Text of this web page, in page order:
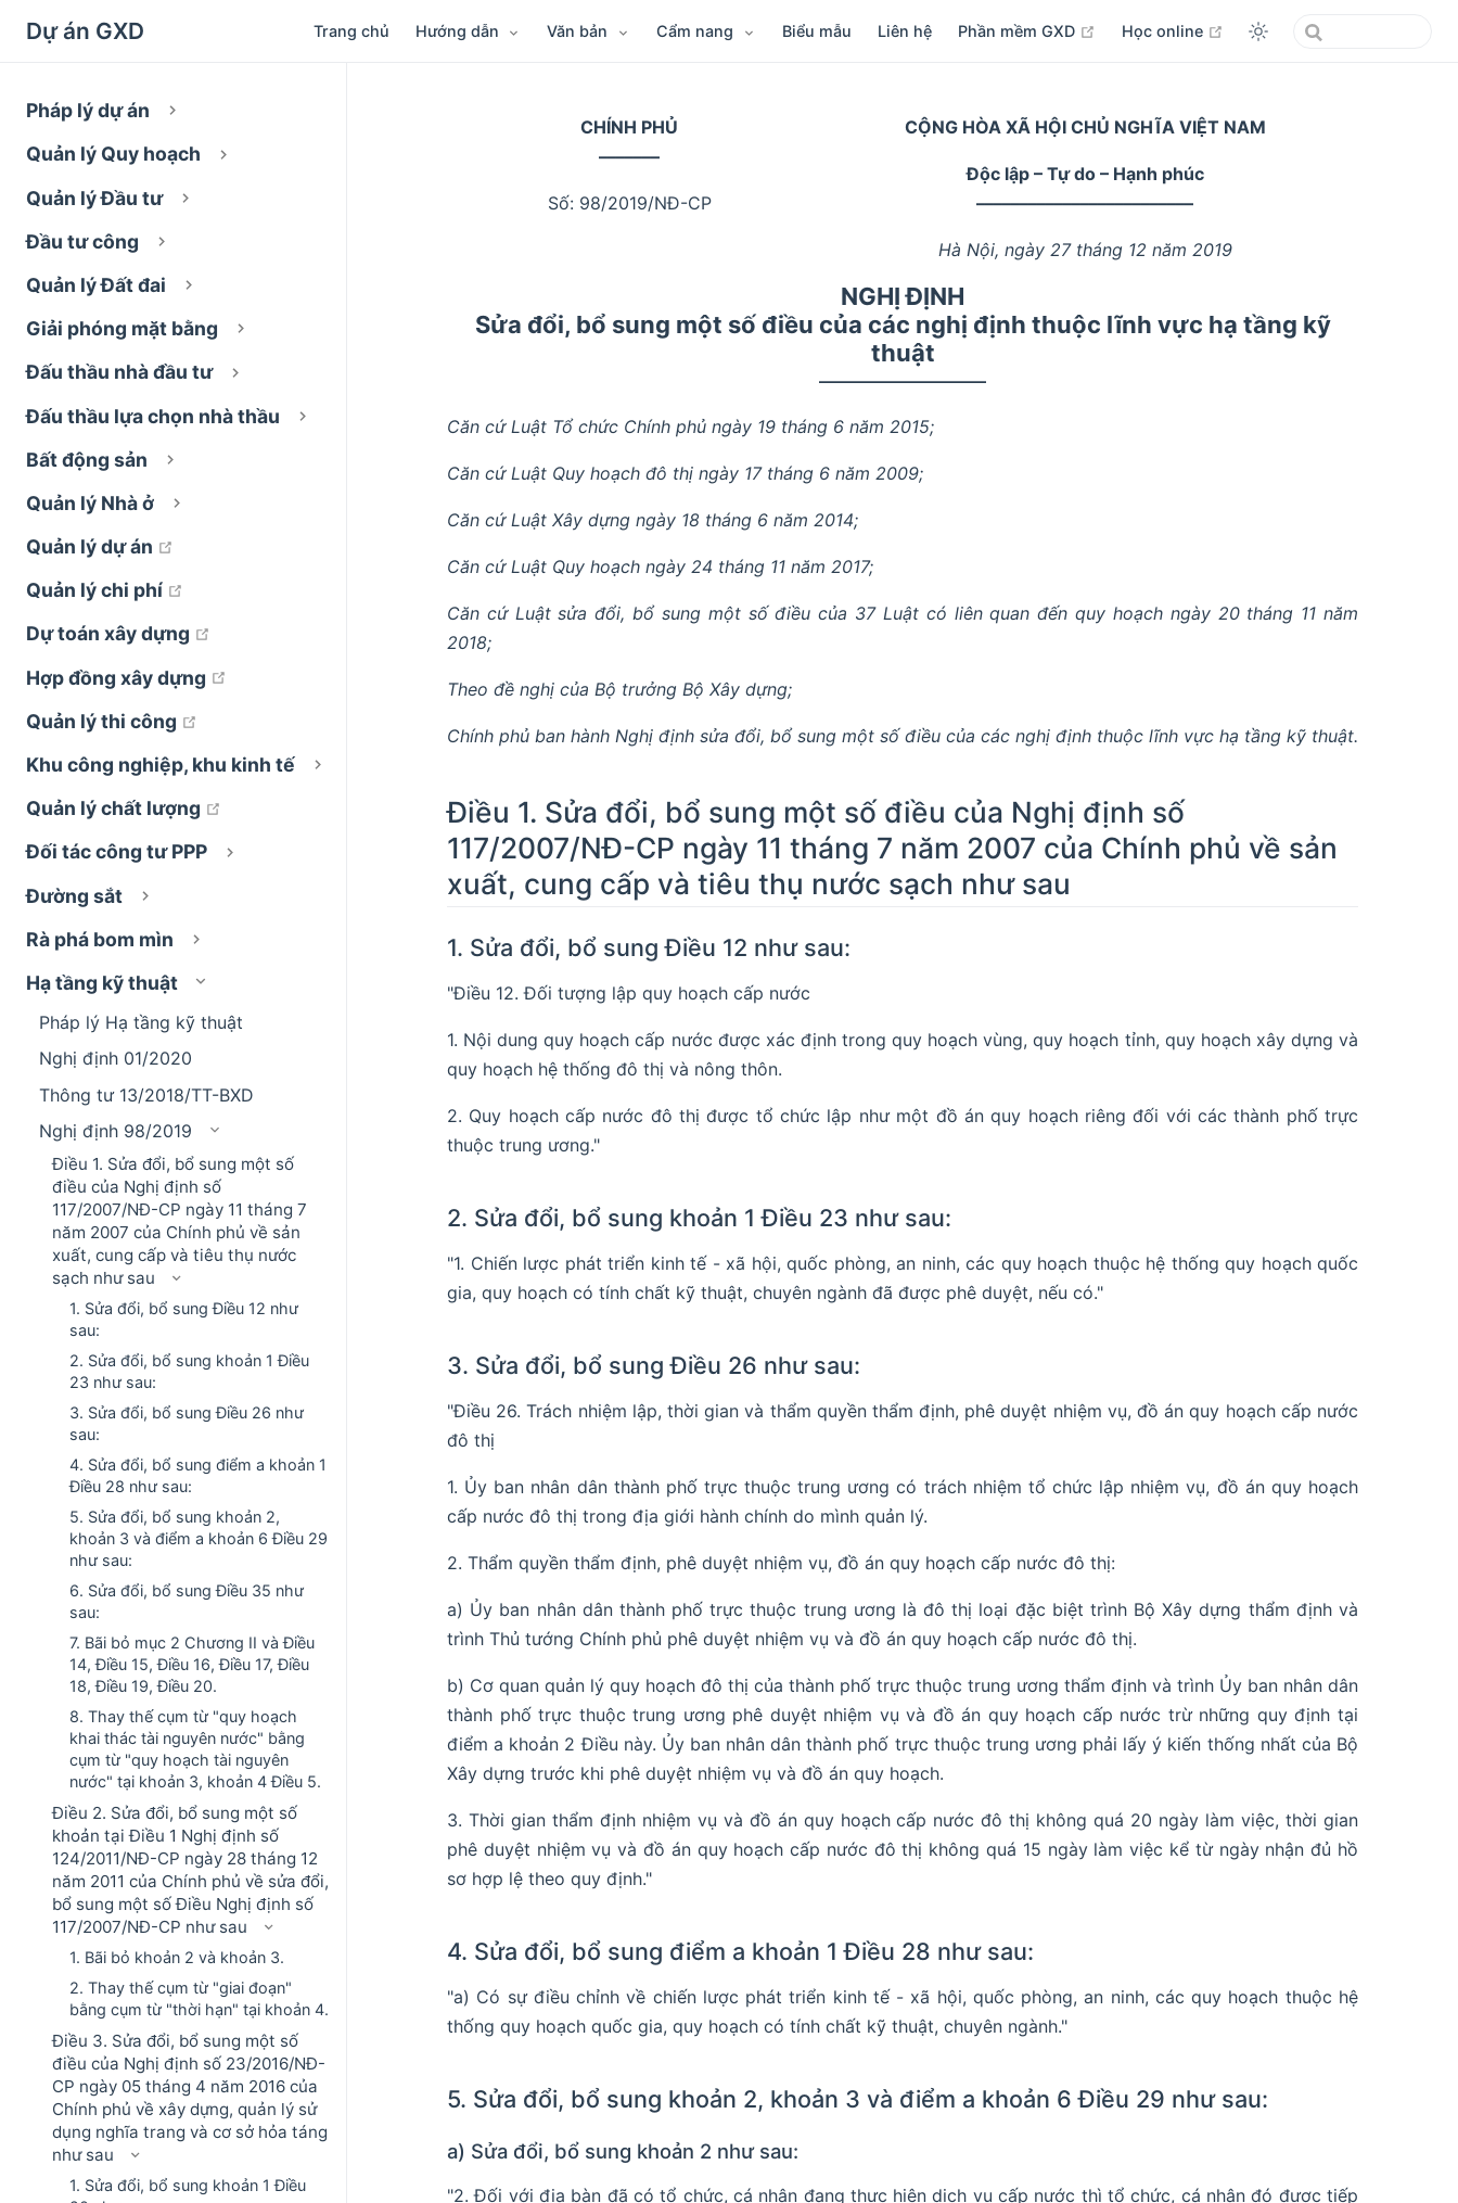
Dự án GXD Trang chủ Hướng dẫn Văn bản Cẩm nang Biểu mẫu Liên hệ Phần mềm GXD open in new window
Học online open in new window
Pháp lý dự án
Quản lý Quy hoạch
Quản lý Đầu tư
Đầu tư công
Quản lý Đất đai
Giải phóng mặt bằng
Đấu thầu nhà đầu tư
Đấu thầu lựa chọn nhà thầu
Bất động sản
Quản lý Nhà ở
Quản lý dự án
Quản lý chi phí
Dự toán xây dựng
Hợp đồng xây dựng
Quản lý thi công
Khu công nghiệp, khu kinh tế
Quản lý chất lượng
Đối tác công tư PPP
Đường sắt
Rà phá bom mìn
Hạ tầng kỹ thuật
Pháp lý Hạ tầng kỹ thuật
Nghị định 01/2020
Thông tư 13/2018/TT-BXD
Nghị định 98/2019
Điều 1. Sửa đổi, bổ sung một số
điều của Nghị định số
117/2007/NĐ-CP ngày 11 tháng 7
năm 2007 của Chính phủ về sản
xuất, cung cấp và tiêu thụ nước
sạch như sau
1. Sửa đổi, bổ sung Điều 12 như
sau:
2. Sửa đổi, bổ sung khoản 1 Điều
23 như sau:
3. Sửa đổi, bổ sung Điều 26 như
sau:
4. Sửa đổi, bổ sung điểm a khoản 1
Điều 28 như sau:
5. Sửa đổi, bổ sung khoản 2,
khoản 3 và điểm a khoản 6 Điều 29
như sau:
6. Sửa đổi, bổ sung Điều 35 như
sau:
7. Bãi bỏ mục 2 Chương II và Điều
14, Điều 15, Điều 16, Điều 17, Điều
18, Điều 19, Điều 20.
8. Thay thế cụm từ "quy hoạch
khai thác tài nguyên nước" bằng
cụm từ "quy hoạch tài nguyên
nước" tại khoản 3, khoản 4 Điều 5.
Điều 2. Sửa đổi, bổ sung một số
khoản tại Điều 1 Nghị định số
124/2011/NĐ-CP ngày 28 tháng 12
năm 2011 của Chính phủ về sửa đổi,
bổ sung một số Điều Nghị định số
117/2007/NĐ-CP như sau
1. Bãi bỏ khoản 2 và khoản 3.
2. Thay thế cụm từ "giai đoạn"
bằng cụm từ "thời hạn" tại khoản 4.
Điều 3. Sửa đổi, bổ sung một số
điều của Nghị định số 23/2016/NĐ-
CP ngày 05 tháng 4 năm 2016 của
Chính phủ về xây dựng, quản lý sử
dụng nghĩa trang và cơ sở hỏa táng
như sau
1. Sửa đổi, bổ sung khoản 1 Điều
CHÍNH PHỦ
–––––––
Số: 98/2019/NĐ-CP
CỘNG HÒA XÃ HỘI CHỦ NGHĨA VIỆT NAM
Độc lập – Tự do – Hạnh phúc
–––––––––––––––––––––––––
Hà Nội, ngày 27 tháng 12 năm 2019
NGHỊ ĐỊNH
Sửa đổi, bổ sung một số điều của các nghị định thuộc lĩnh vực hạ tầng kỹ
thuật
––––––––––––––
Căn cứ Luật Tổ chức Chính phủ ngày 19 tháng 6 năm 2015;
Căn cứ Luật Quy hoạch đô thị ngày 17 tháng 6 năm 2009;
Căn cứ Luật Xây dựng ngày 18 tháng 6 năm 2014;
Căn cứ Luật Quy hoạch ngày 24 tháng 11 năm 2017;
Căn cứ Luật sửa đổi, bổ sung một số điều của 37 Luật có liên quan đến quy hoạch ngày 20 tháng 11 năm
2018;
Theo đề nghị của Bộ trưởng Bộ Xây dựng;
Chính phủ ban hành Nghị định sửa đổi, bổ sung một số điều của các nghị định thuộc lĩnh vực hạ tầng kỹ thuật.
Điều 1. Sửa đổi, bổ sung một số điều của Nghị định số
117/2007/NĐ-CP ngày 11 tháng 7 năm 2007 của Chính phủ về sản
xuất, cung cấp và tiêu thụ nước sạch như sau
1. Sửa đổi, bổ sung Điều 12 như sau:
"Điều 12. Đối tượng lập quy hoạch cấp nước
1. Nội dung quy hoạch cấp nước được xác định trong quy hoạch vùng, quy hoạch tỉnh, quy hoạch xây dựng và
quy hoạch hệ thống đô thị và nông thôn.
2. Quy hoạch cấp nước đô thị được tổ chức lập như một đồ án quy hoạch riêng đối với các thành phố trực
thuộc trung ương."
2. Sửa đổi, bổ sung khoản 1 Điều 23 như sau:
"1. Chiến lược phát triển kinh tế - xã hội, quốc phòng, an ninh, các quy hoạch thuộc hệ thống quy hoạch quốc
gia, quy hoạch có tính chất kỹ thuật, chuyên ngành đã được phê duyệt, nếu có."
3. Sửa đổi, bổ sung Điều 26 như sau:
"Điều 26. Trách nhiệm lập, thời gian và thẩm quyền thẩm định, phê duyệt nhiệm vụ, đồ án quy hoạch cấp nước
đô thị
1. Ủy ban nhân dân thành phố trực thuộc trung ương có trách nhiệm tổ chức lập nhiệm vụ, đồ án quy hoạch
cấp nước đô thị trong địa giới hành chính do mình quản lý.
2. Thẩm quyền thẩm định, phê duyệt nhiệm vụ, đồ án quy hoạch cấp nước đô thị:
a) Ủy ban nhân dân thành phố trực thuộc trung ương là đô thị loại đặc biệt trình Bộ Xây dựng thẩm định và
trình Thủ tướng Chính phủ phê duyệt nhiệm vụ và đồ án quy hoạch cấp nước đô thị.
b) Cơ quan quản lý quy hoạch đô thị của thành phố trực thuộc trung ương thẩm định và trình Ủy ban nhân dân
thành phố trực thuộc trung ương phê duyệt nhiệm vụ và đồ án quy hoạch cấp nước trừ những quy định tại
điểm a khoản 2 Điều này. Ủy ban nhân dân thành phố trực thuộc trung ương phải lấy ý kiến thống nhất của Bộ
Xây dựng trước khi phê duyệt nhiệm vụ và đồ án quy hoạch.
3. Thời gian thẩm định nhiệm vụ và đồ án quy hoạch cấp nước đô thị không quá 20 ngày làm việc, thời gian
phê duyệt nhiệm vụ và đồ án quy hoạch cấp nước đô thị không quá 15 ngày làm việc kể từ ngày nhận đủ hồ
sơ hợp lệ theo quy định."
4. Sửa đổi, bổ sung điểm a khoản 1 Điều 28 như sau:
"a) Có sự điều chỉnh về chiến lược phát triển kinh tế - xã hội, quốc phòng, an ninh, các quy hoạch thuộc hệ
thống quy hoạch quốc gia, quy hoạch có tính chất kỹ thuật, chuyên ngành."
5. Sửa đổi, bổ sung khoản 2, khoản 3 và điểm a khoản 6 Điều 29 như sau:
a) Sửa đổi, bổ sung khoản 2 như sau:
"2. Đối với địa bàn đã có tổ chức, cá nhân đang thực hiện dịch vụ cấp nước thì tổ chức, cá nhân đó được tiếp